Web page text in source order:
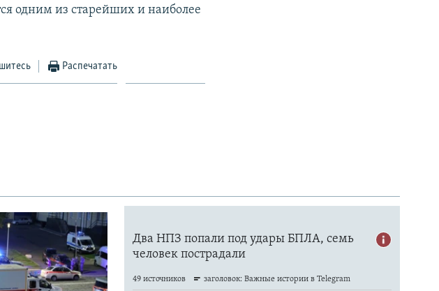
одним из старейших и наиболее
Распечатать